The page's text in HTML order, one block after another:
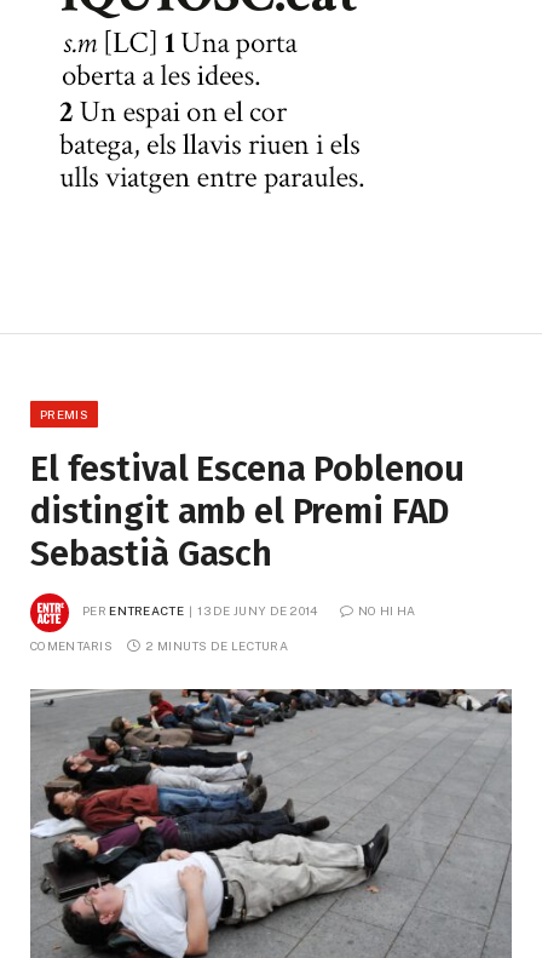
PREMIS
El festival Escena Poblenou
distingit amb el Premi FAD
Sebastià Gasch
PER ENTREACTE 13 DE JUNY DE 2014 NO HI HA
COMENTARIS 2 MINUTS DE LECTURA